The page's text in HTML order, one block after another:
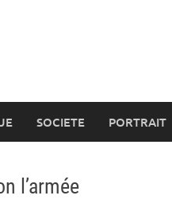
SOCIETE PORTRAIT
l’armée